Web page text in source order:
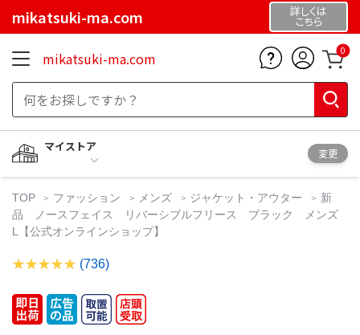
mikatsuki-ma.com 詳しくは
こちら
mikatsuki-ma.com 0
マイストア
変更
TOP ファッション メンズ ジャケット・アウター
新
品 ノースフェイス リバーシブルフリース ブラック メンズ
L【公式オンラインショップ】
(736)